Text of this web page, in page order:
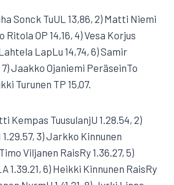
Sonck TuUL 13,86, 2) Matti Niemi
Ritola OP 14,16, 4) Vesa Korjus
LapLu 14,74, 6) Samir
7) Jaakko Ojaniemi PeräseinTo
Turunen TP 15,07.
Kempas TuusulanjU 1.28.54, 2)
3) Jarkko Kinnunen
Viljanen RaisRy 1.36.27, 5)
1.39.21, 6) Heikki Kinnunen RaisRy